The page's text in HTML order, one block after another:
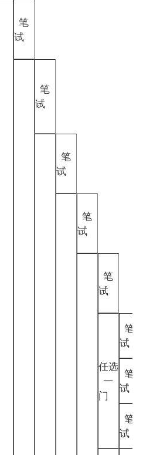
笔
试
笔
试
笔
试
笔
试
笔
试
任选
一
门
笔
试
笔
试
笔
试